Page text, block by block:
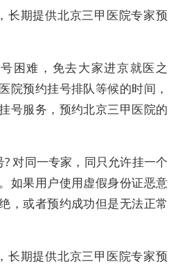
长期提供北京三甲医院专家预
困难，免去大家进京就医之
院预约挂号排队等候的时间，
号服务，预约北京三甲医院的
对同一专家，同只允许挂一个
如果用户使用虚假身份证恶意
，或者预约成功但是无法正常
长期提供北京三甲医院专家预